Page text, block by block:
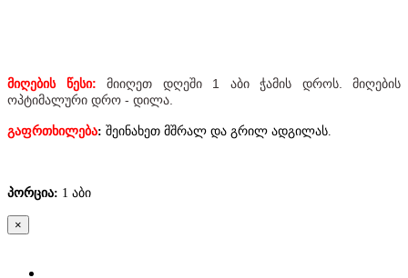
მიღების წესი:
მიიღეთ დღეში 1 აბი ჭამის დროს. მიღების
ოპტიმალური დრო - დილა.
გაფრთხილება: შეინახეთ მშრალ და გრილ ადგილას.
პორცია: 1 აბი
×